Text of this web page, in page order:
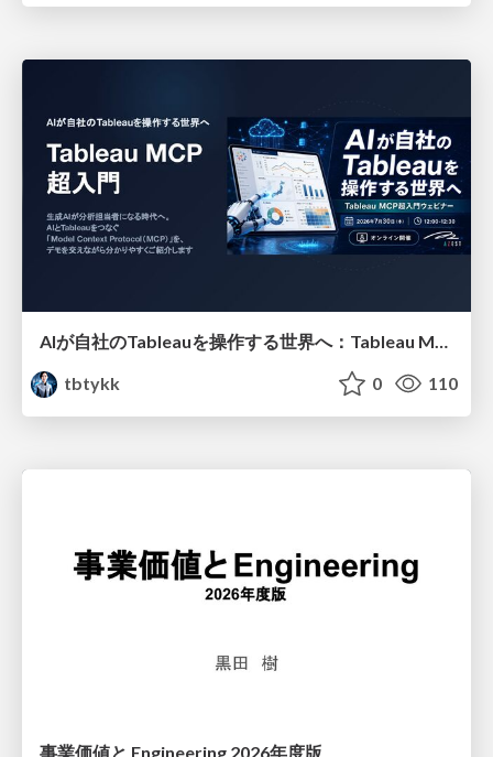
AIが自社のTableauを操作する世界へ：Tableau MCP超入門
tbtykk
0 110
事業価値と Engineering 2026年度版